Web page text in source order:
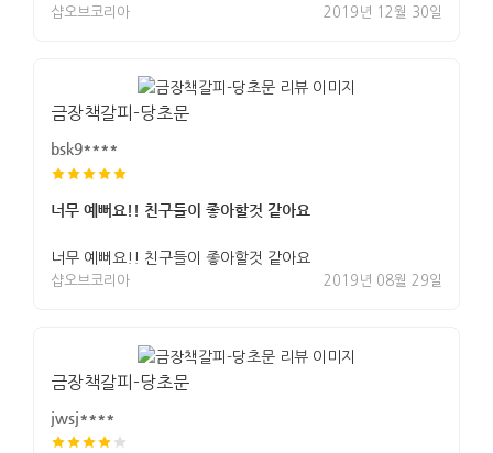
샵오브코리아 2019년 12월 30일
금장책갈피-당초문
bsk9****
너무 예뻐요!! 친구들이 좋아할것 같아요
너무 예뻐요!! 친구들이 좋아할것 같아요
샵오브코리아 2019년 08월 29일
금장책갈피-당초문
jwsj****